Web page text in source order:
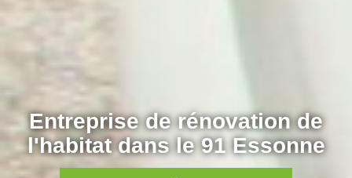
Entreprise de rénovation de
l'habitat dans le 91 Essonne